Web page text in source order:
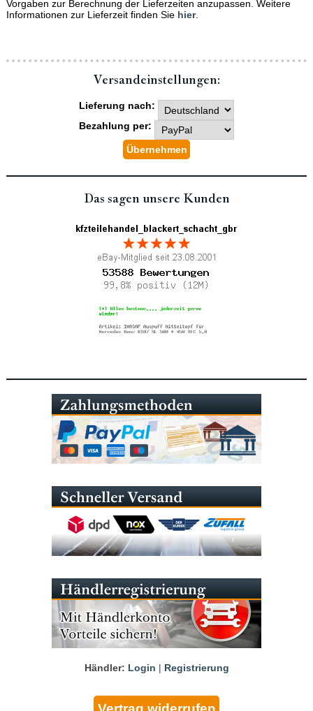
Vorgaben zur Berechnung der Lieferzeiten anzupassen. Weitere
Informationen zur Lieferzeit finden Sie hier.
Versand­einstellungen:
Lieferung nach:
Bezahlung per:
Das sagen unsere Kunden
Händler: Login | Registrierung